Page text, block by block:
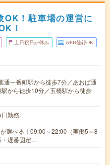
OK！駐車場の運営に
！
土日祝日が休み WEB登録OK
通一番町駅から徒歩7分／あおば通
から徒歩10分／五橋駅から徒歩
勤務
選べる！09:00～22:00（実働5～8
・遅番固定…